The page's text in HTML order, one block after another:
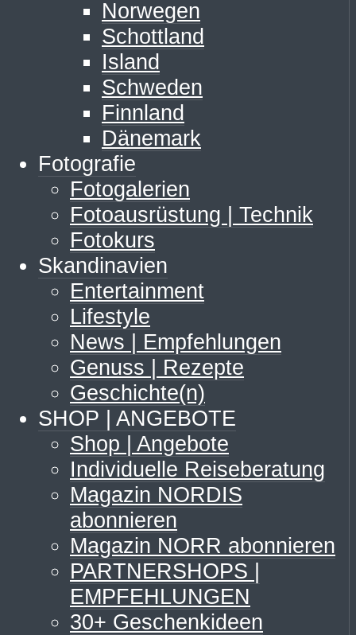
Norwegen
Schottland
Island
Schweden
Finnland
Dänemark
Fotografie
Fotogalerien
Fotoausrüstung | Technik
Fotokurs
Skandinavien
Entertainment
Lifestyle
News | Empfehlungen
Genuss | Rezepte
Geschichte(n)
SHOP | ANGEBOTE
Shop | Angebote
Individuelle Reiseberatung
Magazin NORDIS
abonnieren
Magazin NORR abonnieren
PARTNERSHOPS |
EMPFEHLUNGEN
30+ Geschenkideen